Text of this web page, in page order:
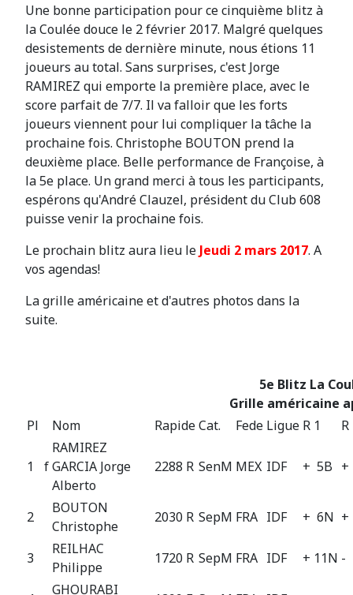
Une bonne participation pour ce cinquième blitz à
la Coulée douce le 2 février 2017. Malgré quelques
desistements de dernière minute, nous étions 11
joueurs au total. Sans surprises, c'est Jorge
RAMIREZ qui emporte la première place, avec le
score parfait de 7/7. Il va falloir que les forts
joueurs viennent pour lui compliquer la tâche la
prochaine fois. Christophe BOUTON prend la
deuxième place. Belle performance de Françoise, à
la 5e place. Un grand merci à tous les participants,
espérons qu'André Clauzel, président du Club 608
puisse venir la prochaine fois.
Le prochain blitz aura lieu le Jeudi 2 mars 2017. A
vos agendas!
La grille américaine et d'autres photos dans la
suite.
5e Blitz La
Grille américaine
Pl
Nom RapideCat. Fede Ligue R 1 R
1 f
RAMIREZ
GARCIA Jorge
Alberto
2288 R SenM MEX IDF + 5B
2
BOUTON
Christophe
2030 R SepM FRA IDF + 6N +
3
REILHAC
Philippe
1720 R SepM FRA IDF + 11N -
GHOURABI